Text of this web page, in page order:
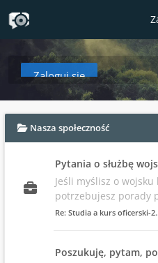
Zaloguj się
aby zobaczyć w tym miejscu
Nasza społeczność
Pytania o służbę
Jeśli myślisz o
potrzebujesz porady
Re: Studia a kurs oficerski-
Poszukuję, pytam,